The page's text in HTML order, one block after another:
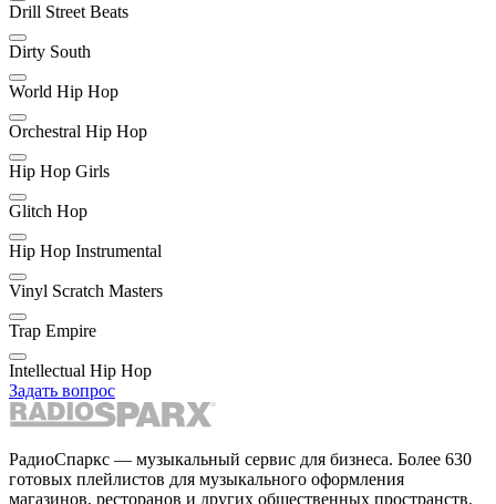
Drill Street Beats
Dirty South
World Hip Hop
Orchestral Hip Hop
Hip Hop Girls
Glitch Hop
Hip Hop Instrumental
Vinyl Scratch Masters
Trap Empire
Intellectual Hip Hop
Задать вопрос
РадиоСпаркс — музыкальный сервис для бизнеса. Более 630
готовых плейлистов для музыкального оформления
магазинов, ресторанов и других общественных пространств.